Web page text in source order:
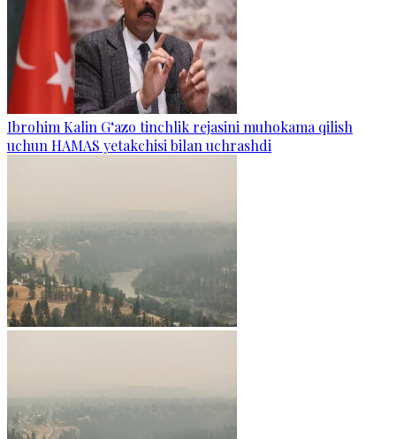
Ibrohim Kalin G‘azo tinchlik rejasini muhokama qilish
uchun HAMAS yetakchisi bilan uchrashdi